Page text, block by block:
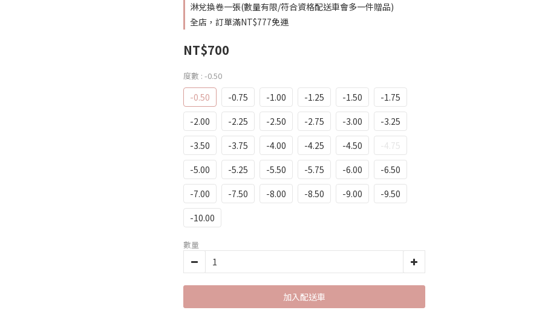
淋兌換卷一張(數量有限/符合資格配送車會多一件贈品)
全店，訂單滿NT$777免運
NT$700
度數 : -0.50
-0.50 -0.75 -1.00 -1.25 -1.50
-1.75
-2.00
-2.25 -2.50 -2.75 -3.00
-3.25
-3.50
-3.75 -4.00 -4.25 -4.50
-4.75
-5.00
-5.25 -5.50 -5.75 -6.00
-6.50
-7.00
-7.50 -8.00 -8.50 -9.00
-9.50
-10.00
數量
加入配送車